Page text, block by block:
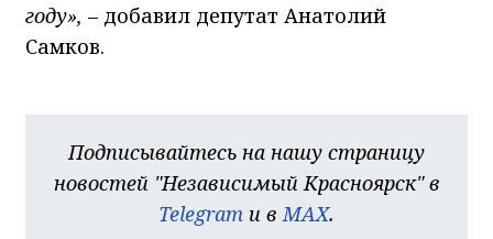
году», – добавил депутат Анатолий
Самков.
Подписывайтесь на нашу страницу
новостей "Независимый Красноярск" в
Telegram и вMAX.